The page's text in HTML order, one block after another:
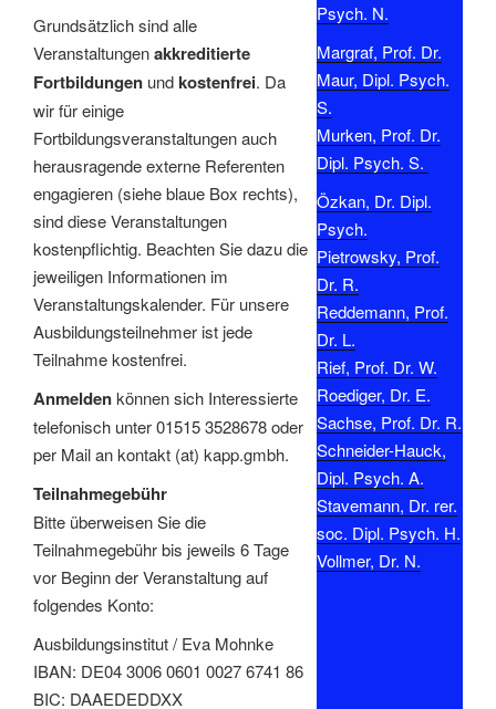
Grundsätzlich sind alle
Veranstaltungenakkreditierte
Fortbildungen undkostenfrei. Da
wir für einige
Fortbildungsveranstaltungen auch
herausragende externe Referenten
engagieren (siehe blaue Box rechts),
sind diese Veranstaltungen
kostenpflichtig. Beachten Sie dazu die
jeweiligen Informationen im
Veranstaltungskalender. Für unsere
Ausbildungsteilnehmer ist jede
Teilnahme kostenfrei.
Anmeldenkönnen sich Interessierte
telefonisch unter 01515 3528678 oder
per Mail an kontakt (at) kapp.gmbh.
Teilnahmegebühr
Bitte überweisen Sie die
Teilnahmegebühr bis jeweils 6 Tage
vor Beginn der Veranstaltung auf
folgendes Konto:
Ausbildungsinstitut / Eva Mohnke
IBAN: DE04 3006 0601 0027 6741 86
BIC: DAAEDEDDXX
Psych. N.
Margraf, Prof. Dr.
Maur, Dipl. Psych.
S.
Murken, Prof. Dr.
Dipl. Psych. S.
Özkan, Dr. Dipl.
Psych.
Pietrowsky, Prof.
Dr. R.
Reddemann, Prof.
Dr. L.
Rief, Prof. Dr. W.
Roediger, Dr. E.
Sachse, Prof. Dr. R.
Schneider-Hauck,
Dipl. Psych. A.
Stavemann, Dr. rer.
soc. Dipl. Psych. H.
Vollmer, Dr. N.